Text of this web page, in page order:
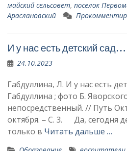
майский сельсовет, поселок
Араслановский
И у нас есть детский сад…
24.10.2023
Габдуллина, Л. И у нас есть
Габдуллина ; фото Б.
непосредственный. // Путь
октября. – С. 3. Да, сегодня
только в Читать дальше …